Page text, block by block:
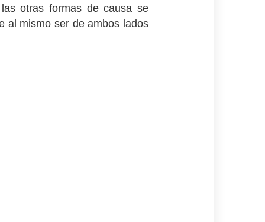
otras formas de causa se
al mismo ser de ambos lados